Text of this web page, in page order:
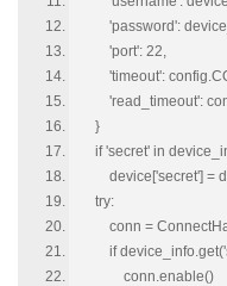
'password':
'port': 22,
'timeout':
'read_timeout':
}
if 'secret' in
device['secret'] =
try:
conn =
if
conn.enable()